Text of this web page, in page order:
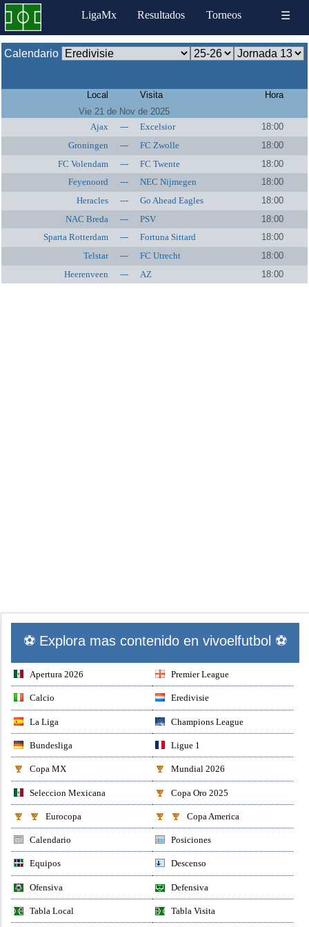
LigaMx Resultados Torneos ☰
Calendario
Local Visita
Hora
Vie 21 de Nov de 2025
Ajax
--- Excelsior
18:00
Groningen
--- FC Zwolle
18:00
FC Volendam
--- FC Twente
18:00
Feyenoord
--- NEC Nijmegen
18:00
Heracles
--- Go Ahead Eagles
18:00
NAC Breda
--- PSV
18:00
Sparta Rotterdam
--- Fortuna Sittard
18:00
Telstar
--- FC Utrecht
18:00
Heerenveen
--- AZ 18:00
⚽ Explora mas contenido en vivoelfutbol ⚽
Apertura 2026 Premier League
Calcio Eredivisie
La Liga Champions League
Bundesliga Ligue 1
Copa MX Mundial 2026
Seleccion Mexicana Copa Oro 2025
Eurocopa Copa America
Calendario Posiciones
Equipos Descenso
Ofensiva Defensiva
Tabla Local Tabla Visita